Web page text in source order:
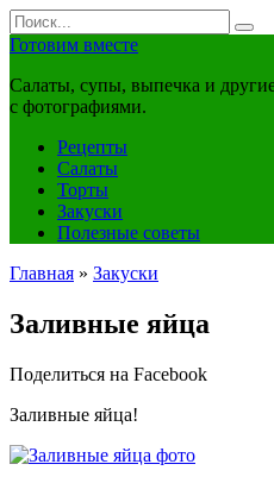
Перейти
к
Search
for:
Готовим вместе
Салаты, супы, выпечка и
с фотографиями.
Рецепты
Салаты
Торты
Закуски
Полезные советы
Главная » Закуски
Заливные яйца
Поделиться на Facebook
Заливные яйца!